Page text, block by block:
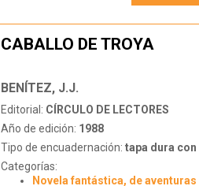
CABALLO DE TROYA
BENÍTEZ, J.J.
Editorial: CÍRCULO DE LECTORES
Año de edición: 1988
Tipo de encuadernación: tapa dura con
Categorías:
Novela fantástica, de aventuras